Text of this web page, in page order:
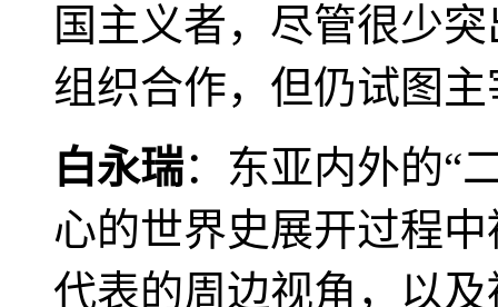
国主义者，尽管很少
组织合作，但仍试图
白永瑞：东亚内外的“
心的世界史展开过程
代表的周边视角，以